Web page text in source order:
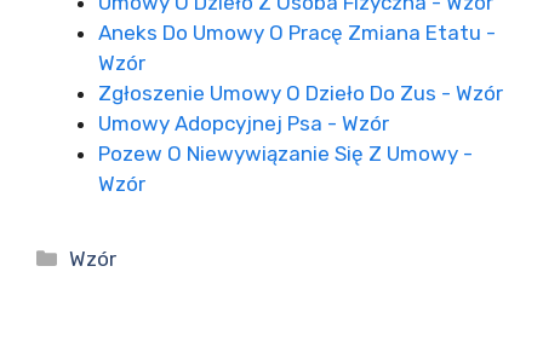
Aneks Do Umowy O Pracę Zmiana Etatu -
Wzór
Zgłoszenie Umowy O Dzieło Do Zus - Wzór
Umowy Adopcyjnej Psa - Wzór
Pozew O Niewywiązanie Się Z Umowy -
Wzór
Kategorie
Wzór